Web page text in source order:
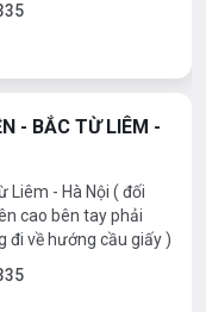
trong nồi. Giúp
phù hợp với các
lực sang trọng và
trang bị nắp kính
giúp dễ dàng
- BẮC TỪ LIÊM -
Liêm - Hà Nội ( đối
cao bên tay phải
đi về hướng cầu giấy )